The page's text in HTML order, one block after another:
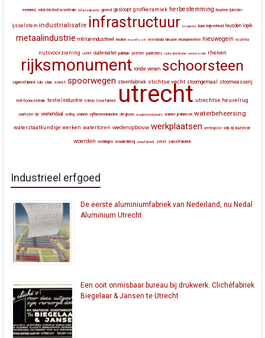
eemnes elektriciteitscentrale erfgoedparels gered gesloopt grofkeramiek herbestemming houten ijskelder
ijsselstein industrialisatie infrastructuur jongerius kunstnijverheid leusden lopik
metaalindustrie militair-industrieel molen montfoort neerlandia nieuwe monumenten nieuwegein nozema
nutsvoorziening ocriet oudewater pakhuis peletier publicaties radiodistributie renswoude rhenen
rijksmonument ronde venen schoorsteen
sigarenfabriek silo sluis soest spoorwegen steenfabriek stichtse vecht stoomgemaal stoomwasserij
telefooncentrale textielindustrie tolhuis touwfabriek utrecht utrechtse heuvelrug
vaartsche rijn veenendaal veiling vianen vijfheerenlanden vliegbasis wagenwerkplaats warner jenkinson waterbeheersing
waterstaatkundige werken watertoren wederopbouw werkplaatsen werkspoor wijk bij duurstede
woerden woningen woudenberg zeepfabriek zeist zuivelfabriek
Industrieel erfgoed
De eerste aluminiumfabriek van Nederland, nu Nedal
Aluminium Utrecht
Een ooit onmisbaar bureau bij drukwerk: Clichéfabriek
Biegelaar & Jansen te Utrecht